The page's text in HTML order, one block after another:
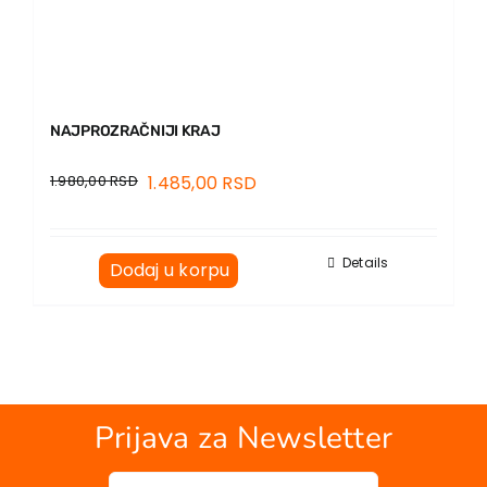
NAJPROZRAČNIJI KRAJ
1.980,00RSD 1.485,00 RSD
Dodaj u korpu Details
Prijava za Newsletter